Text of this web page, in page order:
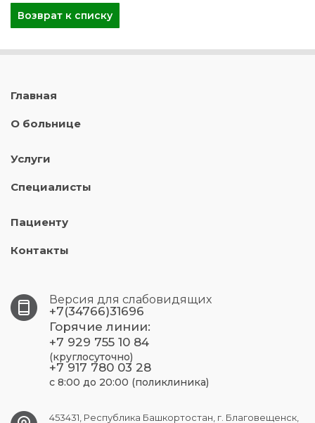
Возврат к списку
Главная
О больнице
Услуги
Специалисты
Пациенту
Контакты
Версия для слабовидящих
+7(34766)31696
Горячие линии:
+7 929 755 10 84
(круглосуточно)
+7 917 780 03 28
с 8:00 до 20:00 (поликлиника)
453431, Республика Башкортостан, г. Благовещенск,